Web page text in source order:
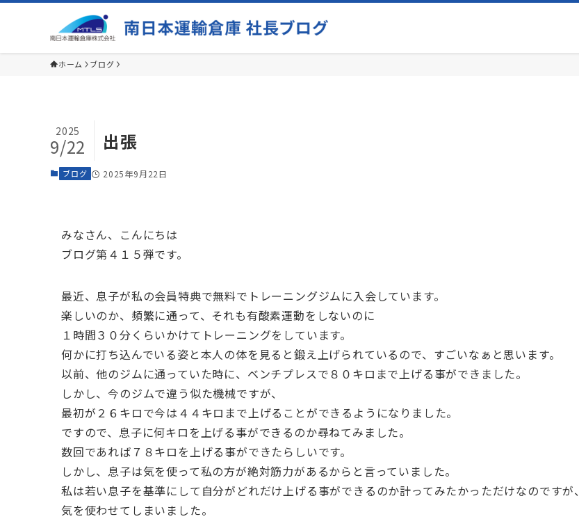
ホーム ブログ
出張
2025
9/22
ブログ 2025年9月22日
みなさん、こんにちは
ブログ第４１５弾です。
最近、息子が私の会員特典で無料でトレーニングジムに入会しています。
楽しいのか、頻繁に通って、それも有酸素運動をしないのに
１時間３０分くらいかけてトレーニングをしています。
何かに打ち込んでいる姿と本人の体を見ると鍛え上げられているので、すごいなぁと思います。
以前、他のジムに通っていた時に、ベンチプレスで８０キロまで上げる事ができました。
しかし、今のジムで違う似た機械ですが、
最初が２６キロで今は４４キロまで上げることができるようになりました。
ですので、息子に何キロを上げる事ができるのか尋ねてみました。
数回であれば７８キロを上げる事ができたらしいです。
しかし、息子は気を使って私の方が絶対筋力があるからと言っていました。
私は若い息子を基準にして自分がどれだけ上げる事ができるのか計ってみたかっただけなのですが、
気を使わせてしまいました。